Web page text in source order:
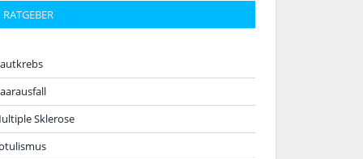
RATGEBER
Sklerose